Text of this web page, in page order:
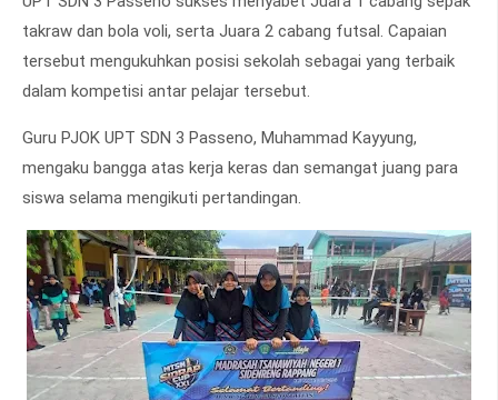
takraw dan bola voli, serta Juara 2 cabang futsal. Capaian
tersebut mengukuhkan posisi sekolah sebagai yang terbaik
dalam kompetisi antar pelajar tersebut.
Guru PJOK UPT SDN 3 Passeno, Muhammad Kayyung,
mengaku bangga atas kerja keras dan semangat juang para
siswa selama mengikuti pertandingan.